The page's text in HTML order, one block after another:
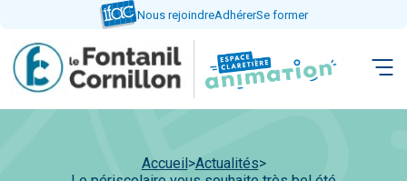
contenu
Nous rejoindreAdhérerSe former
Accueil>Actualités>